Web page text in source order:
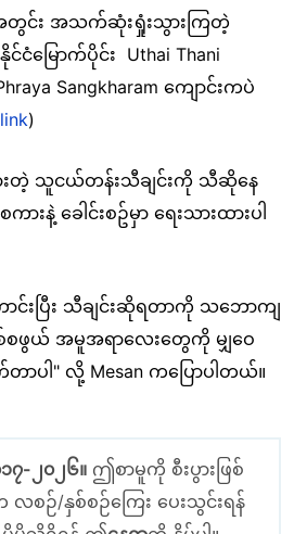
တွင်း အသက်ဆုံးရှုံးသွားကြတဲ့
ြောက်ပိုင်း Uthai Thani
Sangkharam ကျောင်းကပဲ
)
းတဲ့ သူငယ်တန်းသီချင်းကို သီဆိုနေ
နဲ့ ခေါင်းစဥ်မှာ ရေးသားထားပါ
င်းပြီး သီချင်းဆိုရတာကို သဘောကျ
ဖွယ် အမူအရာလေးတွေကို မျှဝေ
ပါ" လို့ Mesan ကပြောပါတယ်။
၇-၂၀၂၆။ ဤစာမူကို စီးပွားဖြစ်
စဉ်/နှစ်စဉ်ကြေး ပေးသွင်းရန်